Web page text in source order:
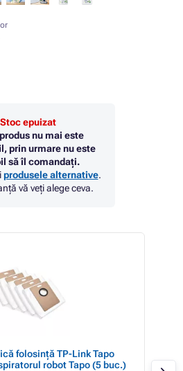
Stoc epuizat
nu mai este
prin urmare nu este
să îl comandați.
produsele alternative.
vă veți alege ceva.
folosință TP-Link Tapo
robot Tapo (5 buc.)